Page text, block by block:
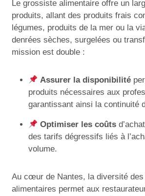
Le grossiste alimentaire offre un
produits, allant des produits frais
légumes, produits de la mer ou la
denrées sèches, surgelées ou
mission est double :
Assurer la disponibilité
produits nécessaires aux
garantissant ainsi la continuité
Optimiser les coûts
des tarifs dégressifs liés à
volume.
Au cœur de Nantes, la diversité
alimentaires permet aux